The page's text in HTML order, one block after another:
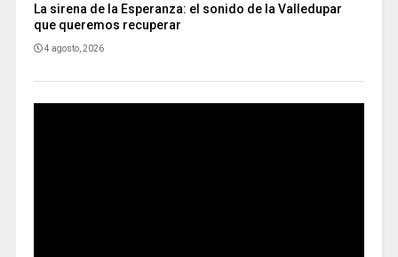
La sirena de la Esperanza: el sonido de la Valledupar
que queremos recuperar
4 agosto, 2026